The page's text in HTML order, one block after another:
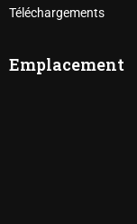
Téléchargements
Emplacement